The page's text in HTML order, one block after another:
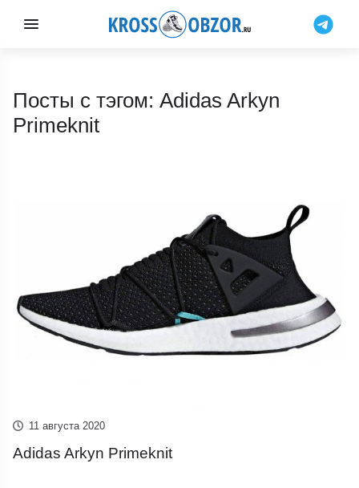
Посты с тэгом: Adidas Arkyn
Primeknit
11 августа 2020
Adidas Arkyn Primeknit